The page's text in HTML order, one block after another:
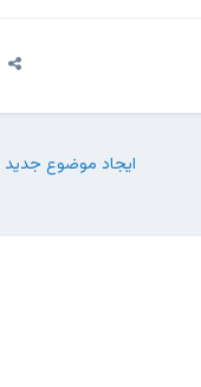
ایجاد موضوع جدید